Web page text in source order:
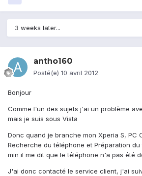
3 weeks later...
antho160
Posté(e) 10 avril 2012
Bonjour
Comme l'un des sujets j'ai un problème
mais je suis sous Vista
Donc quand je branche mon Xperia S, PC
Recherche du téléphone et Préparation
min il me dit que le téléphone n'a pas été
J'ai donc contacté le service client, j'ai